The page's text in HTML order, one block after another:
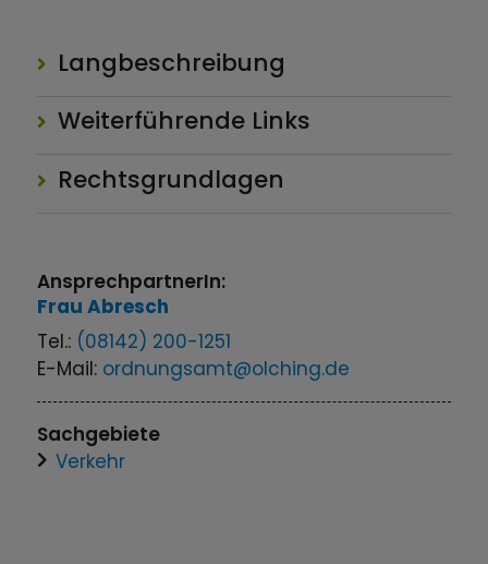
Langbeschreibung
Weiterführende Links
Rechtsgrundlagen
AnsprechpartnerIn:
FrauAbresch
Tel.: (08142) 200-1251
E-Mail: ordnungsamt@olching.de
Sachgebiete
Verkehr